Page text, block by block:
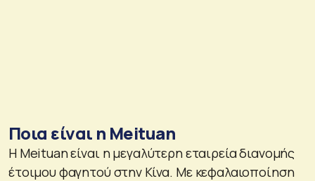
Ποια είναι η Meituan
Η Meituan είναι η μεγαλύτερη εταιρεία διανομής
έτοιμου φαγητού στην Κίνα. Με κεφαλαιοποίηση